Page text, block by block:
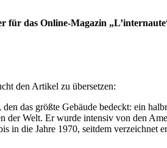
das Online-Magazin
den Artikel zu übersetzen:
das größte Gebäude bedeckt: ein
der Welt. Er wurde intensiv von den
die Jahre 1970, seitdem verzeichnet